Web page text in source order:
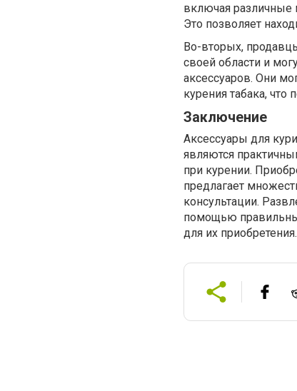
включая различные
Это позволяет
Во-вторых,
своей области и
аксессуаров. Они
курения табака,
Заключение
Аксессуары для
являются
при курении.
предлагает
консультации.
помощью
для их приобретения.